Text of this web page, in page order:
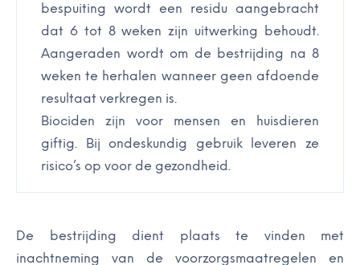
bespuiting wordt een residu aangebracht
dat 6 tot 8 weken zijn uitwerking behoudt.
Aangeraden wordt om de bestrijding na 8
weken te herhalen wanneer geen afdoende
resultaat verkregen is.
Biociden zijn voor mensen en huisdieren
giftig. Bij ondeskundig gebruik leveren ze
risico’s op voor de gezondheid.
De bestrijding dient plaats te vinden met
inachtneming van de voorzorgsmaatregelen en